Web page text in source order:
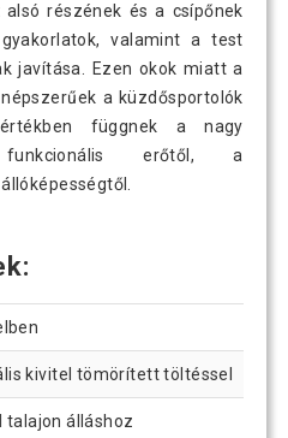
részének és a csípőnek
valamint a test
javítása. Ezen okok miatt a
a küzdősportolók
függnek a nagy
erőtől, a
kivitel tömörített töltéssel
talajon álláshoz